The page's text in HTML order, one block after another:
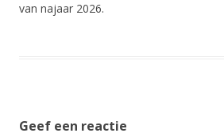
van najaar 2026.
Geef een reactie